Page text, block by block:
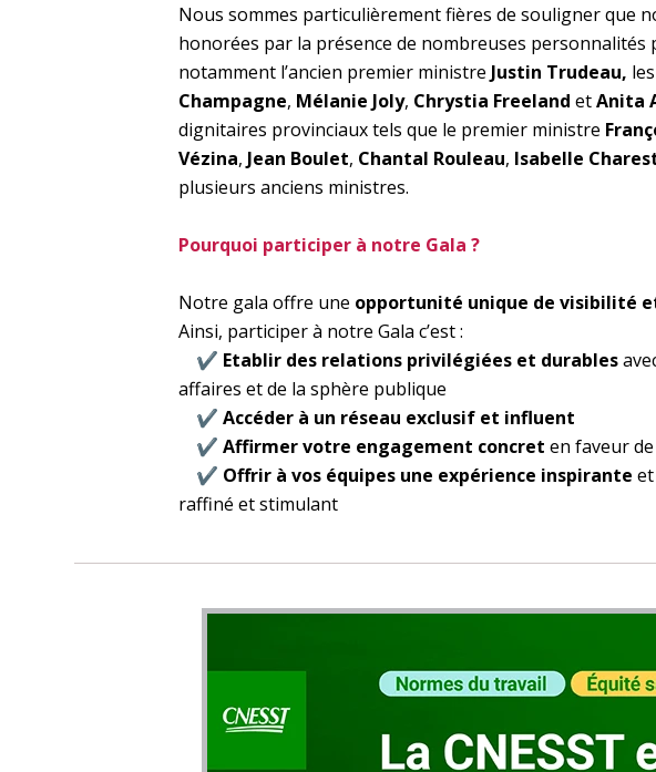
Nous sommes particulièrement fières de souligner que
honorées par la présence de nombreuses personnalités
notamment l’ancien premier ministre Justin Trudeau,
Champagne, Mélanie Joly, Chrystia Freeland etAnita
dignitaires provinciaux tels que le premier ministre
Vézina, Jean Boulet, Chantal Rouleau, Isabelle
plusieurs anciens ministres.
Pourquoi participer à notre Gala ?
Notre gala offre une opportunité unique de visibilité
Ainsi, participer à notre Gala c’est :
✔ Etablir des relations privilégiées et durables
affaires et de la sphère publique
✔ Accéder à un réseau exclusif et influent
✔ Affirmer votre engagement concret en faveur
✔ Offrir à vos équipes une expérience inspirante
raffiné et stimulant